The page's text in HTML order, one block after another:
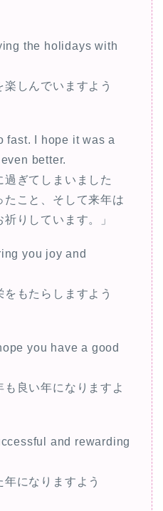
the holidays with
楽しんでいますよう
fast. I hope it was a
better.
過ぎてしまいました
こと、そして来年は
りしています。」
you joy and
をもたらしますよう
you have a good
も良い年になりますよ
and rewarding
年になりますよう